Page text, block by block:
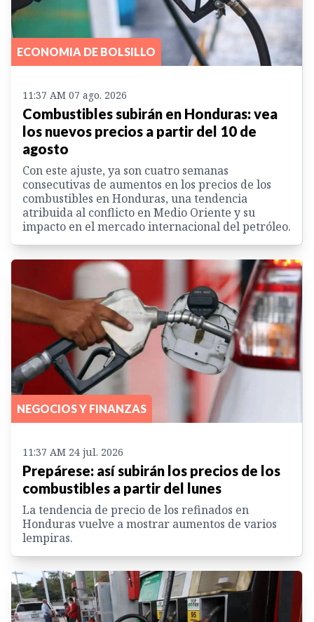
ECONOMIA DE BOLSILLO
11:37 AM 07 ago. 2026
Combustibles subirán en Honduras: vea
los nuevos precios a partir del 10 de
agosto
Con este ajuste, ya son cuatro semanas
consecutivas de aumentos en los precios de los
combustibles en Honduras, una tendencia
atribuida al conflicto en Medio Oriente y su
impacto en el mercado internacional del petróleo.
NEGOCIOS Y FINANZAS
11:37 AM 24 jul. 2026
Prepárese: así subirán los precios de los
combustibles a partir del lunes
La tendencia de precio de los refinados en
Honduras vuelve a mostrar aumentos de varios
lempiras.